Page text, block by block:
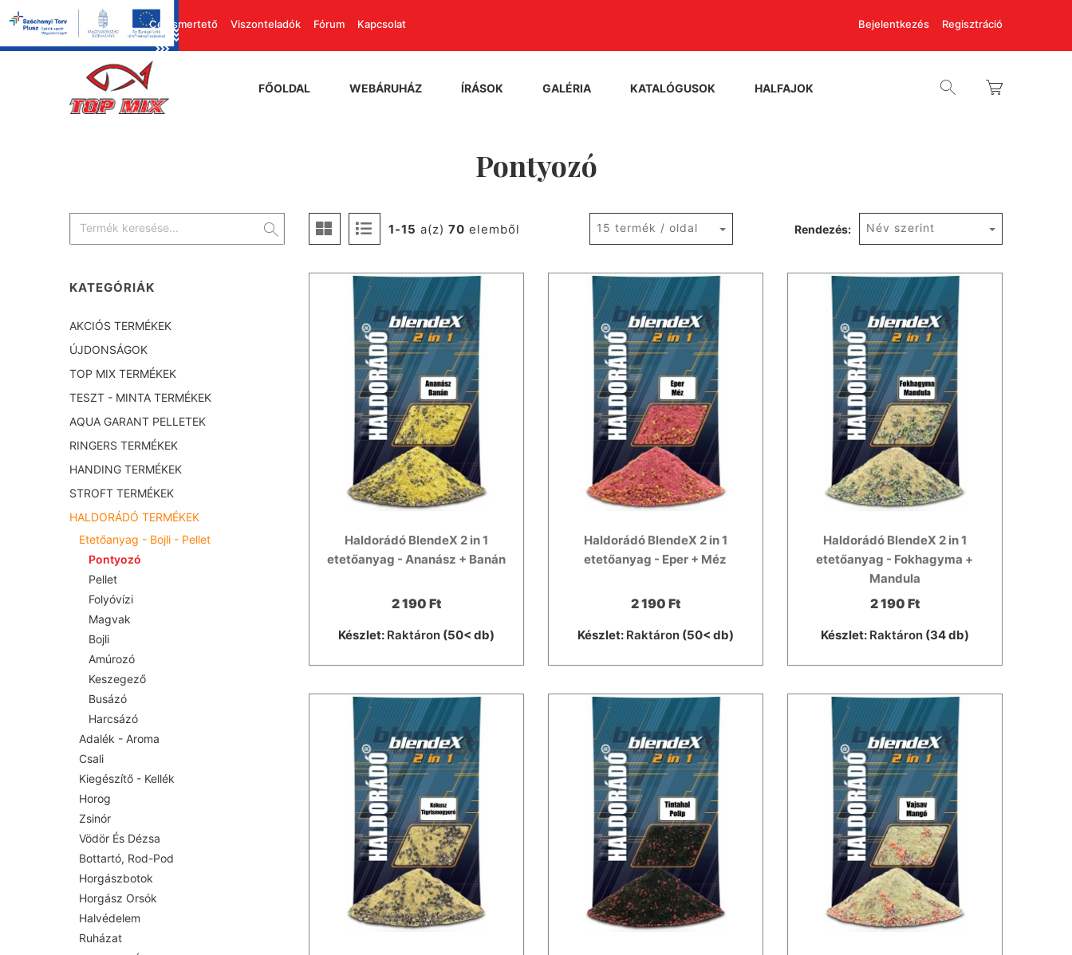
Cégismertető Viszonteladók Fórum Kapcsolat Bejelentkezés Regisztráció
FŐOLDAL WEBÁRUHÁZ ÍRÁSOK GALÉRIA KATALÓGUSOK HALFAJOK
Pontyozó
1-15 a(z) 70 elemből 15 termék / oldal Rendezés: Név szerint
Haldorádó BlendeX 2 in 1
etetőanyag - Ananász + Banán
2 190 Ft
Készlet: Raktáron(50< db)
Haldorádó BlendeX 2 in 1
etetőanyag - Eper + Méz
2 190 Ft
Készlet: Raktáron(50< db)
Haldorádó BlendeX 2 in 1
etetőanyag - Fokhagyma +
Mandula
2 190 Ft
Készlet: Raktáron(34 db)
KATEGÓRIÁK
AKCIÓS TERMÉKEK
ÚJDONSÁGOK
TOP MIX TERMÉKEK
TESZT - MINTA TERMÉKEK
AQUA GARANT PELLETEK
RINGERS TERMÉKEK
HANDING TERMÉKEK
STROFT TERMÉKEK
HALDORÁDÓ TERMÉKEK
Etetőanyag - Bojli - Pellet
Pontyozó
Pellet
Folyóvízi
Magvak
Bojli
Amúrozó
Keszegező
Busázó
Harcsázó
Adalék - Aroma
Csali
Kiegészítő - Kellék
Horog
Zsinór
Vödör És Dézsa
Bottartó, Rod-Pod
Horgászbotok
Horgász Orsók
Halvédelem
Ruházat